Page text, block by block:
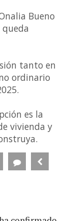
Bueno
queda
tanto en
ordinario
es la
vivienda y